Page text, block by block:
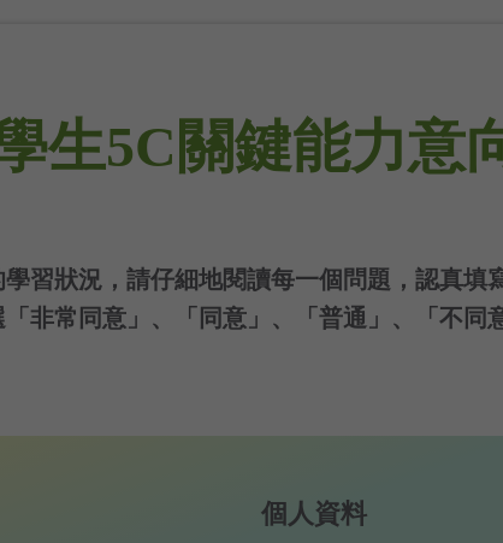
生5C關鍵能力意
習狀況，請仔細地閱讀每一個問題，認真
非常同意」、「同意」、「普通」、「不
個人資料